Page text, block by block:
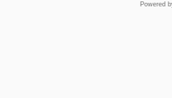
Powered